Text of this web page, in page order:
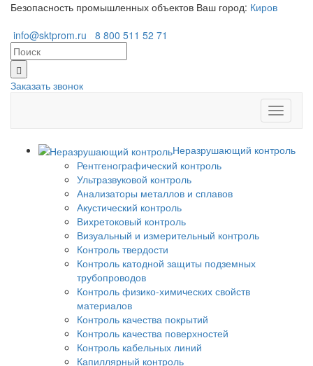
Безопасность промышленных объектов Ваш город: Киров
info@sktprom.ru
8 800 511 52 71
Заказать звонок
Неразрушающий контроль
Рентгенографический контроль
Ультразвуковой контроль
Анализаторы металлов и сплавов
Акустический контроль
Вихретоковый контроль
Визуальный и измерительный контроль
Контроль твердости
Контроль катодной защиты подземных
трубопроводов
Контроль физико-химических свойств
материалов
Контроль качества покрытий
Контроль качества поверхностей
Контроль кабельных линий
Капиллярный контроль